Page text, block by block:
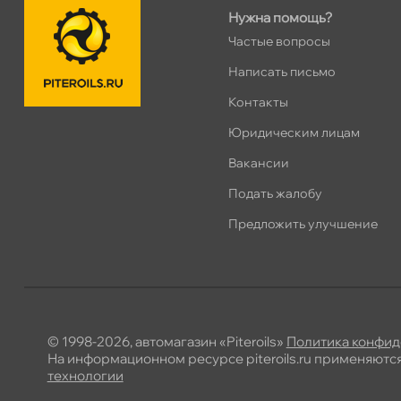
Хасанская 17к1 (Лента)
ПН–ВС
Сегодня, бесплатно
пр.Просвещения 72
Нужна помощь?
Частые вопросы
Написать письмо
Контакты
Юридическим лицам
акансии
Подать жалобу
Предложить улучшение
© 1998-2026, автомагазин «Piteroils» Политика
На информационном ресурсе piteroils.ru
технологии